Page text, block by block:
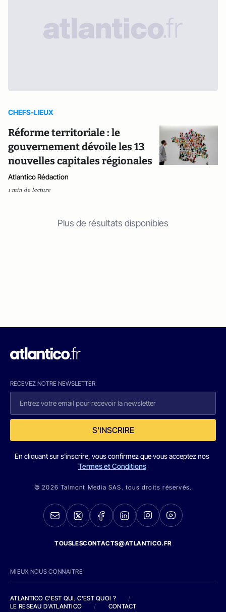
CHEFS-LIEUX
Réforme territoriale : le
gouvernement dévoile les 13
nouvelles capitales régionales
Atlantico Rédaction
1 min de lecture
Plus de résultats disponibles
RECEVEZ NOTRE NEWSLETTER
S'INSCRIRE
En cliquant sur s'inscrire, vous confirmez que vous acceptez nos
Termes et Conditions
© 2026 Talmont Media SAS. tous droits réservés.
TOUSLESCONTACTS@ATLANTICO.FR
MIEUX NOUS CONNAITRE
ATLANTICO C'EST QUI, C'EST QUOI ?
/
LE RESEAU D'ATLANTICO
/ CONTACT